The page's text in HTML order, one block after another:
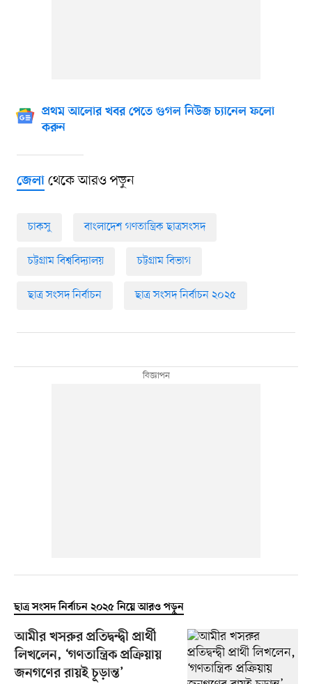
প্রথম আলোর খবর পেতে গুগল নিউজ চ্যানেল ফলো
করুন
জেলাথেকে আরও পড়ুন
চাকসু বাংলাদেশ গণতান্ত্রিক ছাত্রসংসদ
চট্টগ্রাম বিশ্ববিদ্যালয় চট্টগ্রাম বিভাগ
ছাত্র সংসদ নির্বাচন ছাত্র সংসদ নির্বাচন ২০২৫
ছাত্র সংসদ নির্বাচন ২০২৫ নিয়ে আরও পড়ুন
আমীর খসরুর প্রতিদ্বন্দ্বী প্রার্থী
লিখলেন, ‘গণতান্ত্রিক প্রক্রিয়ায়
জনগণের রায়ই চূড়ান্ত’